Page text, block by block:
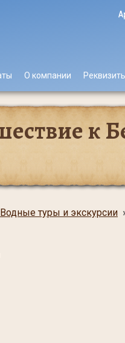
О компании
к
Водные туры и экскурсии